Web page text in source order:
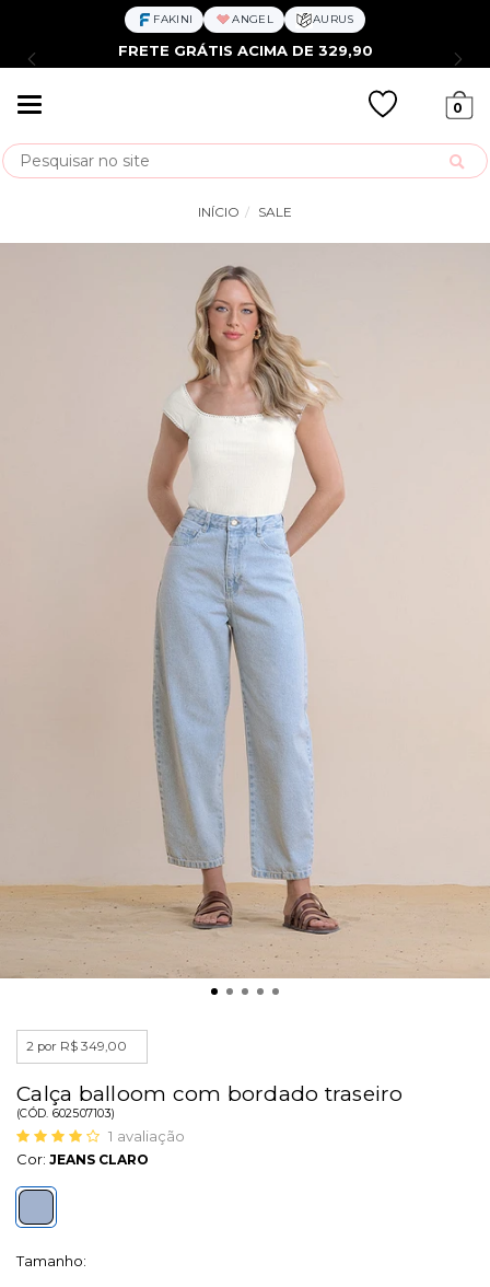
FAKINI ANGEL AURUS
FRETE GRÁTIS ACIMA DE 329,90
0
Busca
INÍCIO SALE
2 por R$ 349,00
Calça balloom com bordado traseiro
(CÓD. 602507103)
1 avaliação
Cor: JEANS CLARO
Tamanho: